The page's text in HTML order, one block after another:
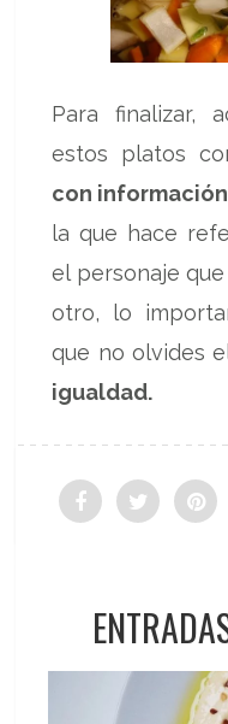
Para finalizar,
estos platos
con
la que hace
el personaje
otro, lo
que no olvides
igualdad.